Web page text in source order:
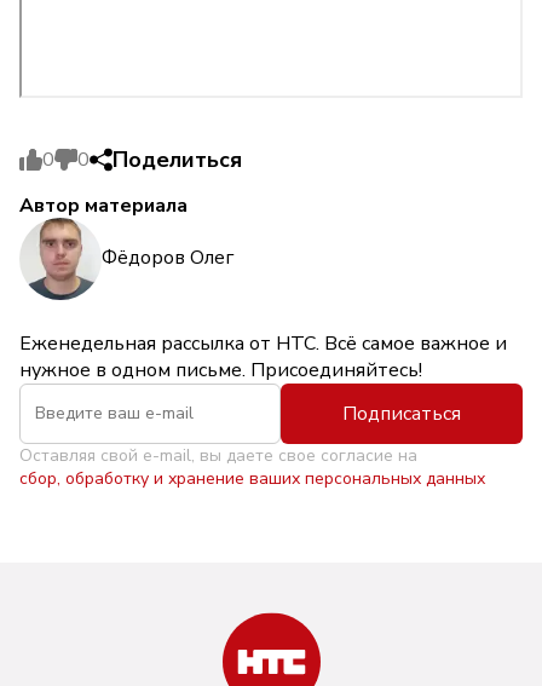
0 0 Поделиться
Автор материала
Фёдоров Олег
Еженедельная рассылка от НТС. Всё самое важное и
нужное в одном письме. Присоединяйтесь!
Подписаться
Оставляя свой e-mail, вы даете свое согласие на
сбор, обработку и хранение ваших персональных данных